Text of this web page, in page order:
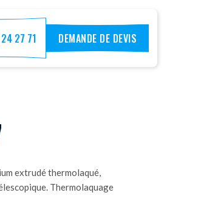
27 71 DEMANDE DE DEVIS
extrudé thermolaqué,
Thermolaquage